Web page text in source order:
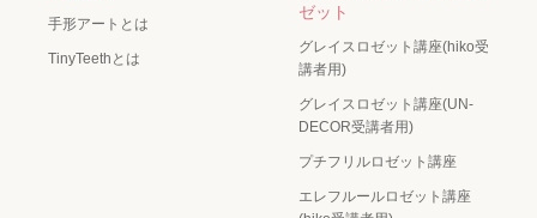
手形アートとは
TinyTeethとは
ゼット
グレイスロゼット講座(hiko受
講者用)
グレイスロゼット講座(UN-
DECOR受講者用)
プチフリルロゼット講座
エレフルールロゼット講座